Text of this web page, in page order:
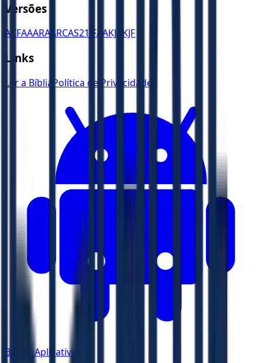
Versões
ACFAAARA ARCAS21 JFAAKJA KJF
Links
Ler a Bíblia Política de Privacidade
Baixar Aplicativo